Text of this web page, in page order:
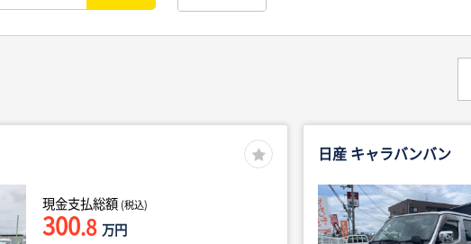
現金支払総額 (税込)
300.8 万円
日産 キャラバンバン